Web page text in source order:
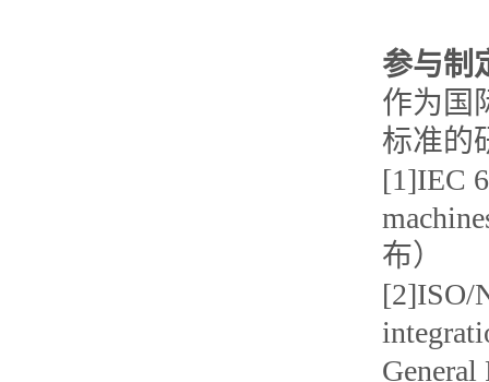
参与制
作为国
标准的
[1]IEC
布）
[2]ISO/